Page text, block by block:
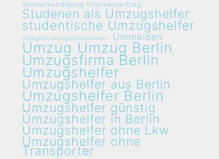
Sonderkündigung Internetvertrag
Studenen als Umzugshelfer
studentische Umzugshelfer
trinkgeld umzugsunternehmen Ummelden
Umzug Umzug Berlin
Umzugsfirma Berlin
Umzugshelfer
Umzugshelfer aus Berlin
Umzugshelfer Berlin
Umzugshelfer günstig
Umzugshelfer in Berlin
Umzugshelfer ohne Lkw
Umzugshelfer ohne
Transporter